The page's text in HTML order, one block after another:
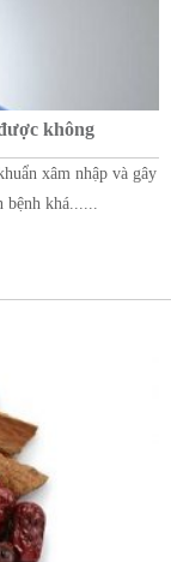
không
xâm nhập và gây
bệnh khá......